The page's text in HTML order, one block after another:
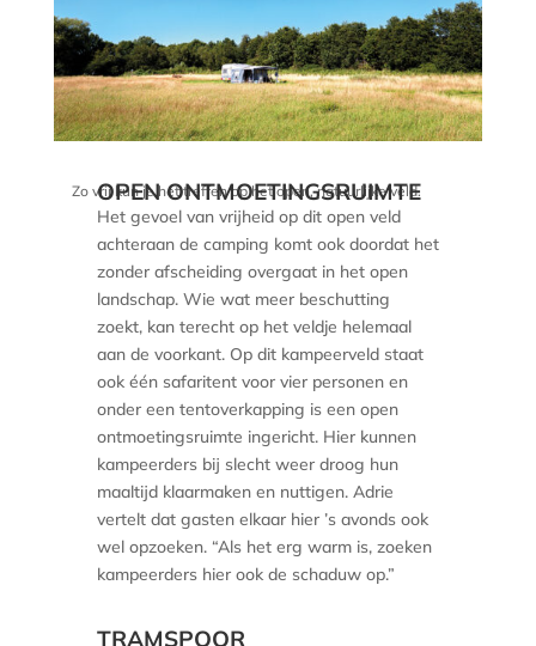
Zo vrij kun je het treffen op het open, natuurlijke veld.
OPEN ONTMOETINGSRUIMTE
Het gevoel van vrijheid op dit open veld
achteraan de camping komt ook doordat het
zonder afscheiding overgaat in het open
landschap. Wie wat meer beschutting
zoekt, kan terecht op het veldje helemaal
aan de voorkant. Op dit kampeerveld staat
ook één safaritent voor vier personen en
onder een tentoverkapping is een open
ontmoetingsruimte ingericht. Hier kunnen
kampeerders bij slecht weer droog hun
maaltijd klaarmaken en nuttigen. Adrie
vertelt dat gasten elkaar hier ’s avonds ook
wel opzoeken. “Als het erg warm is, zoeken
kampeerders hier ook de schaduw op.”
TRAMSPOOR